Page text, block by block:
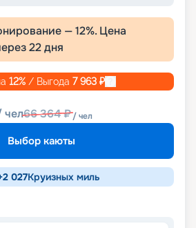
—12%. Цена
22дня
12% / Выгода 7 963 ₽
чел66 364₽/ чел
Выбор каюты
2 027Круизных миль